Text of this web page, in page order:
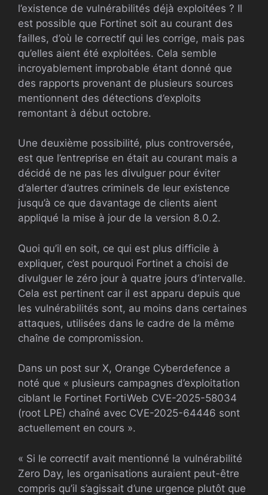
l’existence de vulnérabilités déjà exploitées ? Il
est possible que Fortinet soit au courant des
failles, d’où le correctif qui les corrige, mais pas
qu’elles aient été exploitées. Cela semble
incroyablement improbable étant donné que
des rapports provenant de plusieurs sources
mentionnent des détections d’exploits
remontant à début octobre.
Une deuxième possibilité, plus controversée,
est que l’entreprise en était au courant mais a
décidé de ne pas les divulguer pour éviter
d’alerter d’autres criminels de leur existence
jusqu’à ce que davantage de clients aient
appliqué la mise à jour de la version 8.0.2.
Quoi qu’il en soit, ce qui est plus difficile à
expliquer, c’est pourquoi Fortinet a choisi de
divulguer le zéro jour à quatre jours d’intervalle.
Cela est pertinent car il est apparu depuis que
les vulnérabilités sont, au moins dans certaines
attaques, utilisées dans le cadre de la même
chaîne de compromission.
Dans un post sur X, Orange Cyberdefence a
noté que « plusieurs campagnes d’exploitation
ciblant le Fortinet FortiWeb CVE-2025-58034
(root LPE) chaîné avec CVE-2025-64446 sont
actuellement en cours ».
« Si le correctif avait mentionné la vulnérabilité
Zero Day, les organisations auraient peut-être
compris qu’il s’agissait d’une urgence plutôt que